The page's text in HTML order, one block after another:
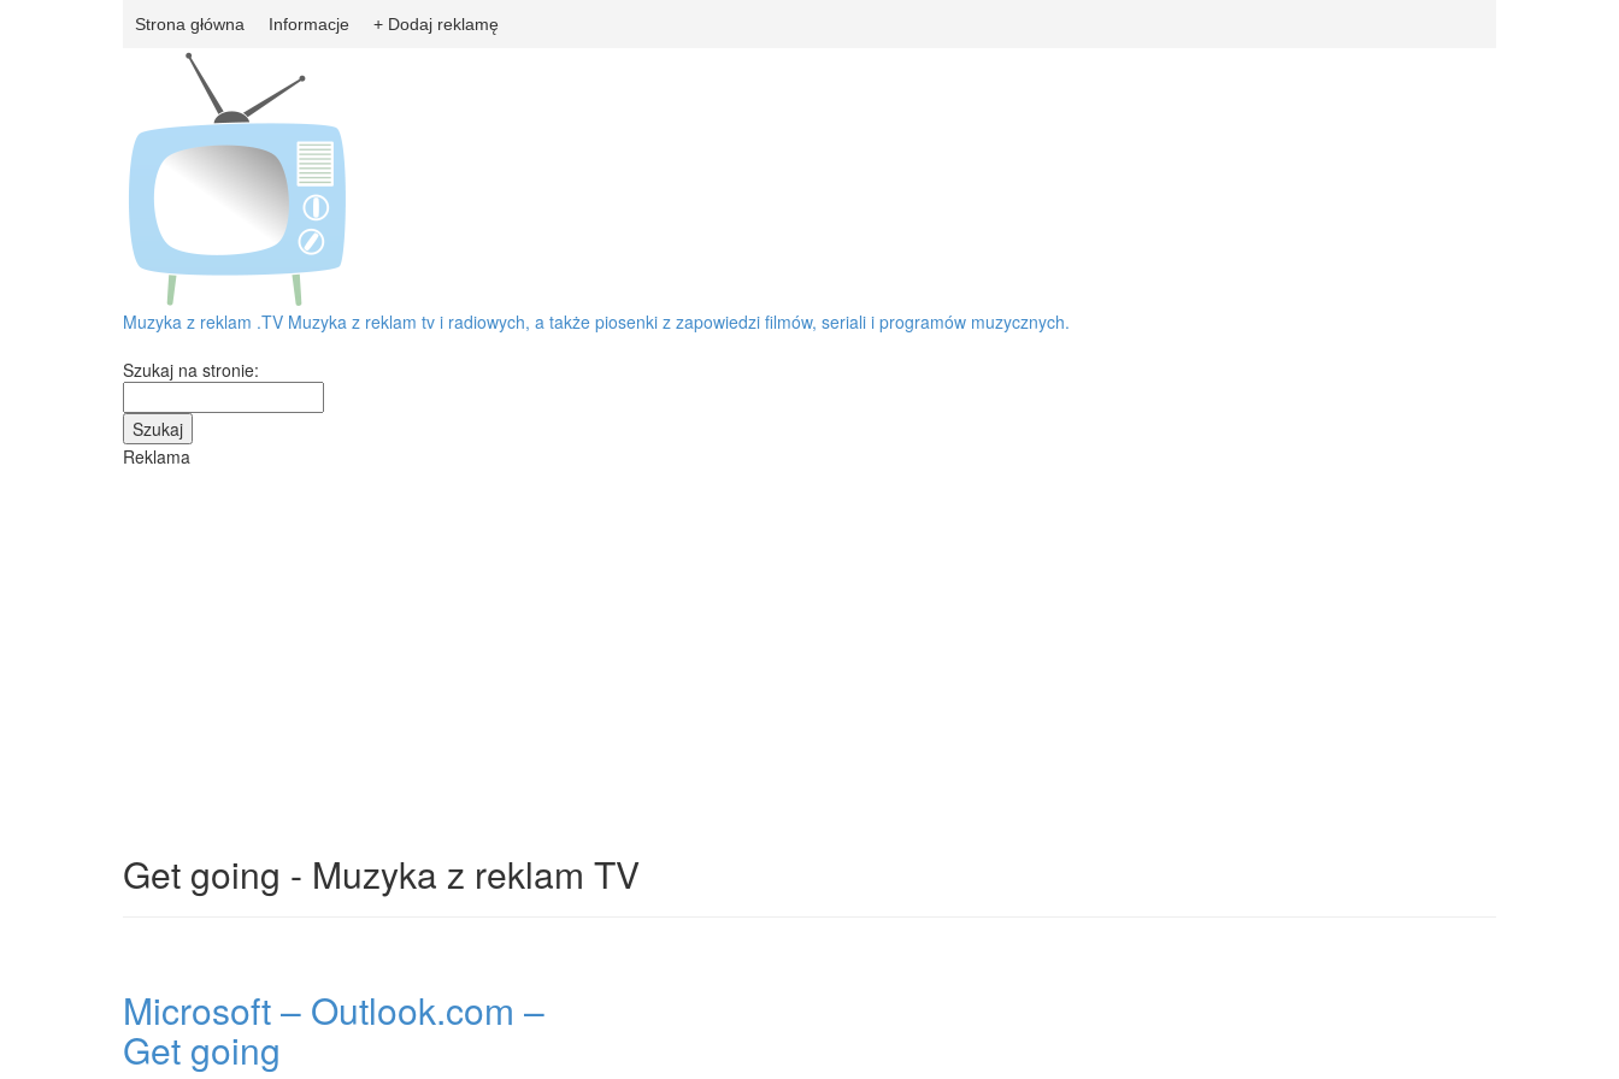
Strona główna Informacje + Dodaj reklamę
Muzyka z reklam .TV Muzyka z reklam tv i radiowych, a także piosenki z zapowiedzi filmów, seriali i programów muzycznych.
Szukaj na stronie:
Reklama
Get going - Muzyka z reklam TV
Microsoft – Outlook.com –
Get going